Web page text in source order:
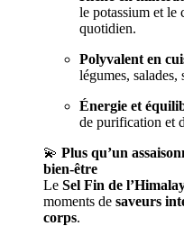
le potassium et le
quotidien.
Polyvalent en
légumes, salades,
Énergie et
de purification et
💫 Plus qu’un
bien-être
Le Sel Fin de
moments de saveurs
corps.